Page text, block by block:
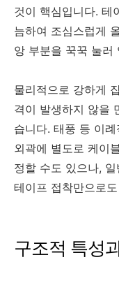
것이 핵심입니다. 테
늠하여 조심스럽게
앙 부분을 꾹꾹 눌러
물리적으로 강하게
격이 발생하지 않을
습니다. 태풍 등 이
외곽에 별도로 케이
정할 수도 있으나,
테이프 접착만으로
구조적 특성